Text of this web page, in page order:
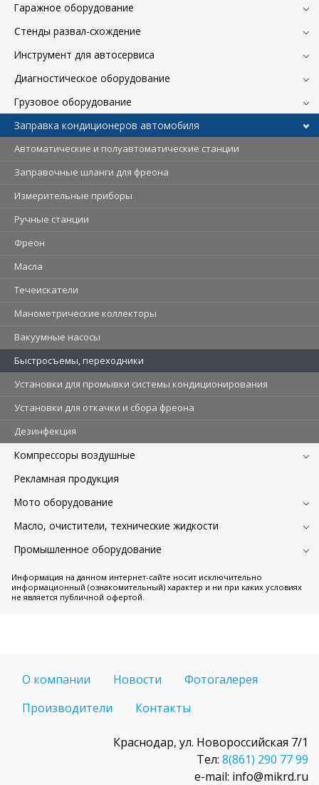
Гаражное оборудование
Стенды развал-схождение
Инструмент для автосервиса
Диагностическое оборудование
Грузовое оборудование
Заправка кондиционеров автомобиля
Автоматические и полуавтоматические станции
Заправочные шланги для фреона
Измерительные приборы
Ручные станции
Фреон
Масла
Течеискатели
Манометрические коллекторы
Вакуумные насосы
Быстросъемы, переходники
Установки для промывки системы кондиционирования
Установки для откачки и сбора фреона
Дезинфекция
Компрессоры воздушные
Рекламная продукция
Мото оборудование
Масло, очистители, технические жидкости
Промышленное оборудование
Информация на данном интернет-сайте носит исключительно
информационный (ознакомительный) характер и ни при каких условиях
не является публичной офертой.
О компании Новости
Фотогалерея
Производители
Контакты
Краснодар, ул. Новороссийская 7/1
Тел: 8(861) 290 77 99
e-mail: info@mikrd.ru